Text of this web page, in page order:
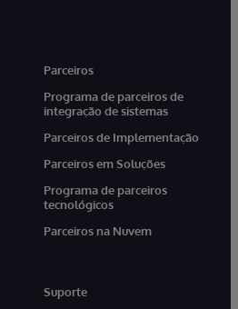
Parceiros
Programa de parceiros de
integração de sistemas
Parceiros de Implementação
Parceiros em Soluções
Programa de parceiros
tecnológicos
Parceiros na Nuvem
Suporte